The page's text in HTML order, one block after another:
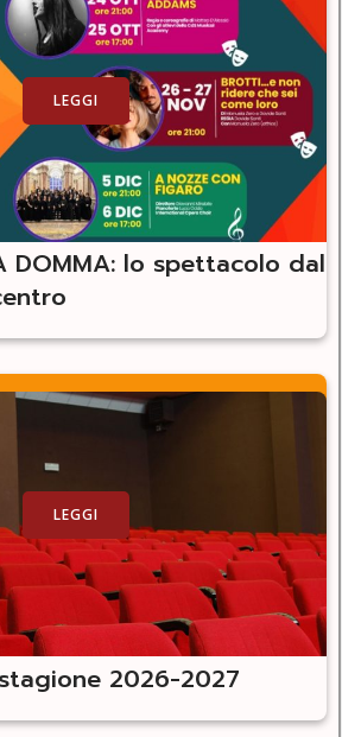
LEGGI
DOMMA: lo spettacolo dal
LEGGI
2026-2027